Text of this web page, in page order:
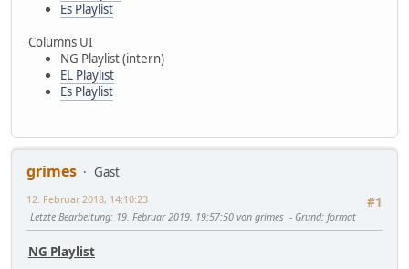
Es Playlist
Columns UI
NG Playlist (intern)
EL Playlist
Es Playlist
grimes
Gast
#1
12. Februar 2018, 14:10:23
Letzte Bearbeitung: 19. Februar 2019, 19:57:50 von grimes Grund: format
NG Playlist